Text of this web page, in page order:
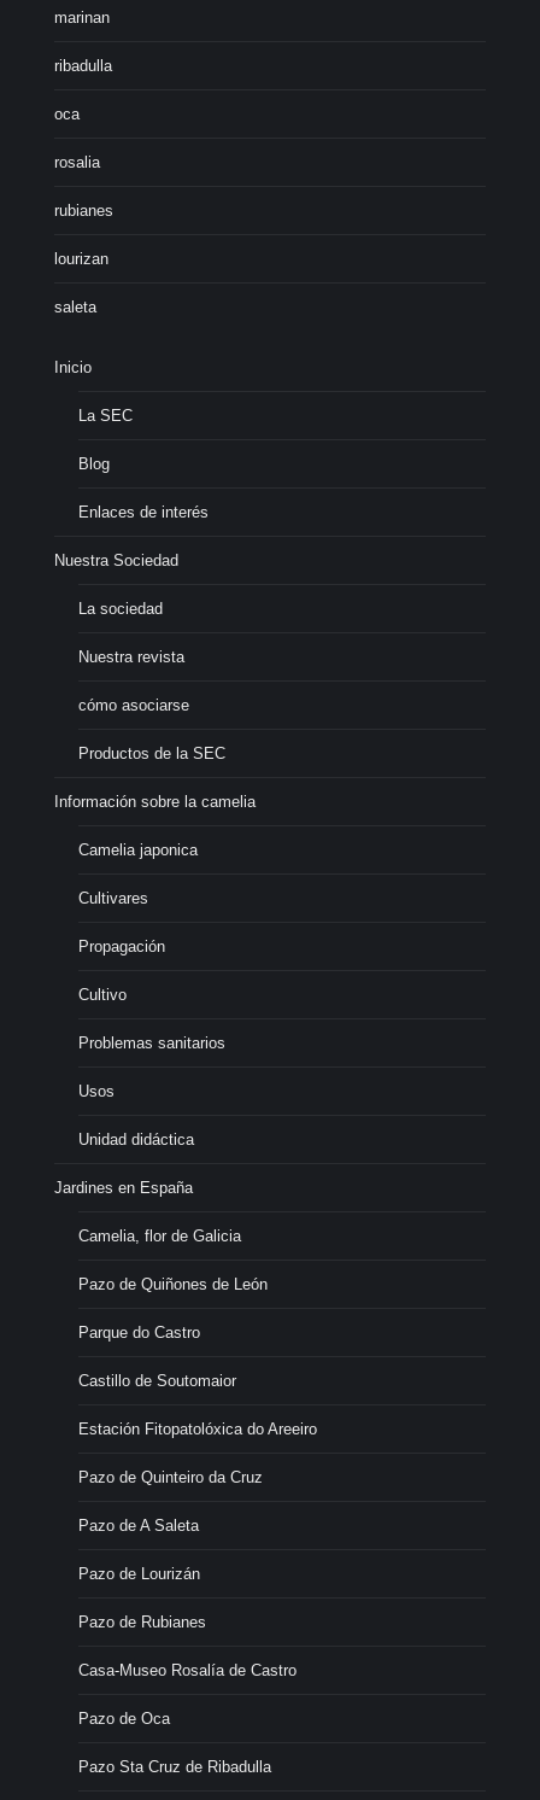
marinan
ribadulla
oca
rosalia
rubianes
lourizan
saleta
Inicio
La SEC
Blog
Enlaces de interés
Nuestra Sociedad
La sociedad
Nuestra revista
cómo asociarse
Productos de la SEC
Información sobre la camelia
Camelia japonica
Cultivares
Propagación
Cultivo
Problemas sanitarios
Usos
Unidad didáctica
Jardines en España
Camelia, flor de Galicia
Pazo de Quiñones de León
Parque do Castro
Castillo de Soutomaior
Estación Fitopatolóxica do Areeiro
Pazo de Quinteiro da Cruz
Pazo de A Saleta
Pazo de Lourizán
Pazo de Rubianes
Casa-Museo Rosalía de Castro
Pazo de Oca
Pazo Sta Cruz de Ribadulla